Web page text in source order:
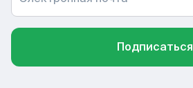
Подписаться